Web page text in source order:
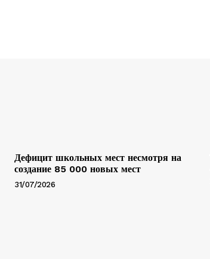
Дефицит школьных мест несмотря на
создание 85 000 новых мест
31/07/2026